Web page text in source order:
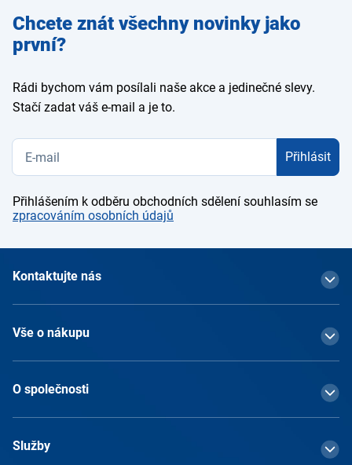
Zadejte
e-mail
Chcete znát všechny novinky jako
první?
Rádi bychom vám posílali naše akce a jedinečné slevy.
Stačí zadat váš e-mail a je to.
Přihlásit
Přihlášením k odběru obchodních sdělení souhlasím se
zpracováním osobních údajů
Kontaktujte nás
Vše o nákupu
O společnosti
Služby